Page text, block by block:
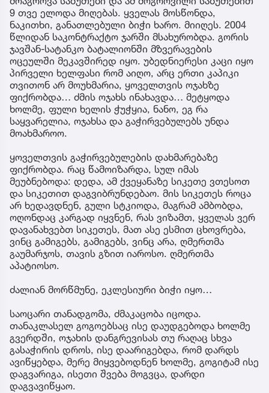
9 თვე ელოდა მიღებას. ყველას მოსწონდა,
ნაკითხი, განათლებული ბიჭი ხარო. მიიღეს. 2004
წლიდან საკონტრაქტო ჯარში მსახურობდა. გორის
ჯავშან-სატანკო ბატალიონში მზვერავების
ოცეულში მეკავშირედ იყო. უბედნიერესი კაცი იყო
პირველი ხელფასი რომ აიღო, არც ერთი კაპიკი
თვითონ არ მოუხმარია, ყოველთვის ოჯახზე
ფიქრობდა… ძმის ოჯახს ინახავდა… მეტყოდა
ხოლმე, ფული ხელის ჭუჭყია, ნანო, ეგ რა
საყვარელია, ოჯახსა და გაჭირვებულებს უნდა
მოახმაროო.
ყოველთვის გაჭირვებულების დახმარებაზე
ფიქრობდა. რაც წამოიზარდა, სულ იმას
მეუბნებოდა: დედა, ამ ქვეყანაზე სიკეთე ვთესოთ
და სიკეთით დაგვიბრუნდებაო. მის სიკეთეს როცა
არ ხედავდნენ, გული სტკიოდა, მაგრამ ამბობდა,
ოღონდაც კარგად იყვნენ, რას ვიზამთ, ყველას ვერ
დავანახვებთ სიკეთეს, მათ ასე ესმით ცხოვრება,
ვინც გამიგებს, გამიგებს, ვინც არა, ღმერთმა
გაუმარჯოს, თავის გზით იაროსო. ღმერთმა
აპატიოსო.
ძალიან მორწმუნე, ეკლესიური ბიჭი იყო…
საოცარი თანადგომა, ძმაკაცობა იცოდა.
თანაკლასელ გოგოებსაც ისე დაუდგებოდა ხოლმე
გვერდში, ოჯახის დანგრევისას თუ რაღაც სხვა
გასაჭირის დროს, ისე დაარიგებდა, რომ დარდს
ავიწყებდა, მერე მიყვებოდნენ ხოლმე, გოგიტამ ისე
დაგვარიგა, ისეთი შვება მოგვცა, დარდი
დაგვავიწყაო.